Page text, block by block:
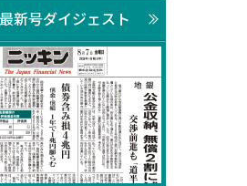
新号ダイジェスト